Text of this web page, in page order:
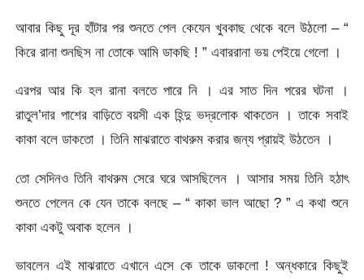
আবার কিছু দূর হাঁটার পর শুনতে পেল কেযেন খুবকাছ থেকে বলে উঠলো – “
কিরে রানা শুনছিস না তোকে আমি ডাকছি ! ” এবাররানা ভয় পেইয়ে গেলো ।
এরপর আর কি হল রানা বলতে পারে নি । এর সাত দিন পরের ঘটনা ।
রাতুল’দার পাশের বাড়িতে বয়সী এক হিন্দু ভদ্রলোক থাকতেন । তাকে সবাই
কাকা বলে ডাকতো । তিনি মাঝরাতে বাথরুম করার জন্য প্রায়ই উঠতেন ।
তো সেদিনও তিনি বাথরুম সেরে ঘরে আসছিলেন । আসার সময় তিনি হঠাৎ
শুনতে পেলেন কে যেন তাকে বলছে – “ কাকা ভাল আছো ? ” এ কথা শুনে
কাকা একটু অবাক হলেন ।
ভাবলেন এই মাঝরাতে এখানে এসে কে তাকে ডাকলো ! অন্ধকারে কিছুই